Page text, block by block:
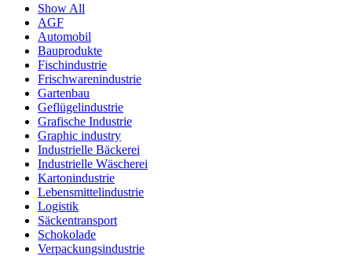
Show All
AGF
Automobil
Bauprodukte
Fischindustrie
Frischwarenindustrie
Gartenbau
Geflügelindustrie
Grafische Industrie
Graphic industry
Industrielle Bäckerei
Industrielle Wäscherei
Kartonindustrie
Lebensmittelindustrie
Logistik
Säckentransport
Schokolade
Verpackungsindustrie